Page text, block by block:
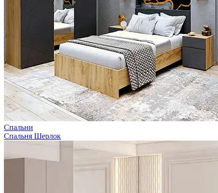
Спальни
Спальня Шерлок